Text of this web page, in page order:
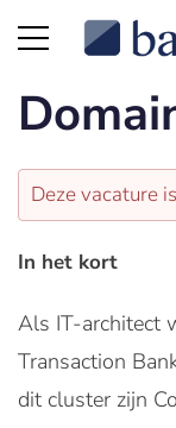
Deze vacature
In het kort
Als IT-architect
Transaction
dit cluster zijn